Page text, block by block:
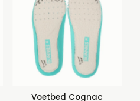
Voetbed Cognac